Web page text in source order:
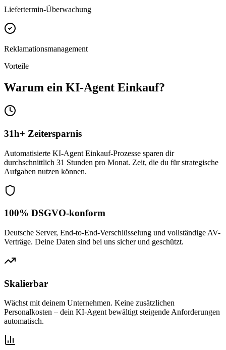
Liefertermin-Überwachung
Reklamationsmanagement
Vorteile
Warum ein KI-Agent Einkauf?
31h+ Zeitersparnis
Automatisierte KI-Agent Einkauf-Prozesse sparen dir
durchschnittlich 31 Stunden pro Monat. Zeit, die du für strategische
Aufgaben nutzen können.
100% DSGVO-konform
Deutsche Server, End-to-End-Verschlüsselung und vollständige AV-
Verträge. Deine Daten sind bei uns sicher und geschützt.
Skalierbar
Wächst mit deinem Unternehmen. Keine zusätzlichen
Personalkosten – dein KI-Agent bewältigt steigende Anforderungen
automatisch.